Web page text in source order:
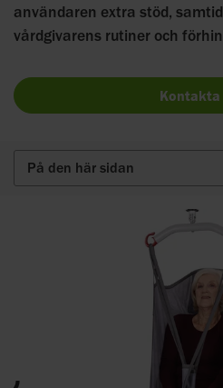
användaren extra stöd,
vårdgivarens rutiner och
Kontakta
På den här sidan